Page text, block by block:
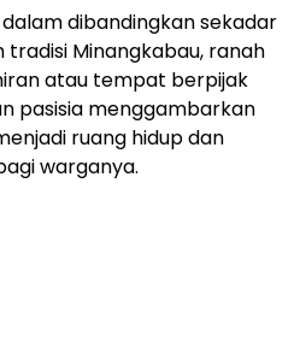
dibandingkan sekadar
tradisi Minangkabau, ranah
atau tempat berpijak
pasisia menggambarkan
ruang hidup dan
warganya.